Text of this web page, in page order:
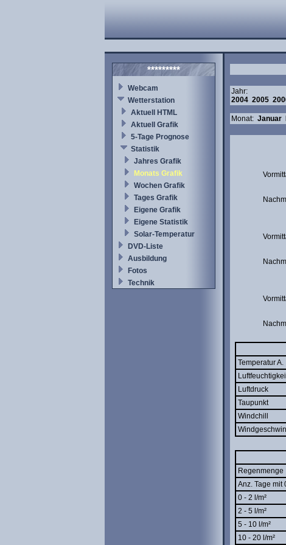
*********
Webcam
Wetterstation
Aktuell HTML
Aktuell Grafik
5-Tage Prognose
Statistik
Jahres Grafik
Monats Grafik
Wochen Grafik
Tages Grafik
Eigene Grafik
Eigene Statistik
Solar-Temperatur
DVD-Liste
Ausbildung
Fotos
Technik
Jahr:
2004 2005
Monat: Januar
Temperatur A.
Luftdruck
Taupunkt
Windchill
Regenmenge
Anz. Tage mit
0 - 2 l/m²
2 - 5 l/m²
5 - 10 l/m²
10 - 20 l/m²